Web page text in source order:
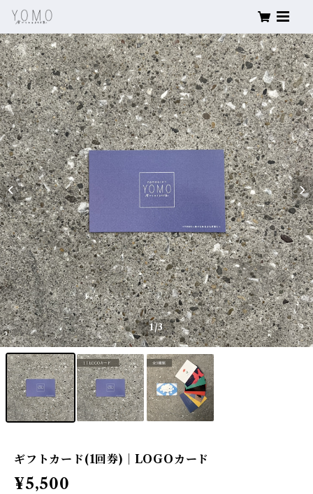
1/3
ギフトカード(1回券)｜LOGOカード
¥5,500